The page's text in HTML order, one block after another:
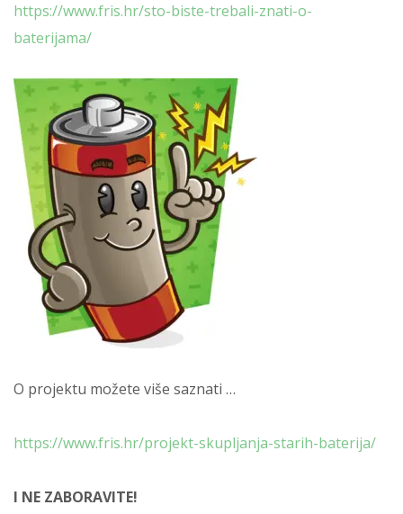
https://www.fris.hr/sto-biste-trebali-znati-o-
baterijama/
O projektu možete više saznati …
https://www.fris.hr/projekt-skupljanja-starih-baterija/
I NE ZABORAVITE!